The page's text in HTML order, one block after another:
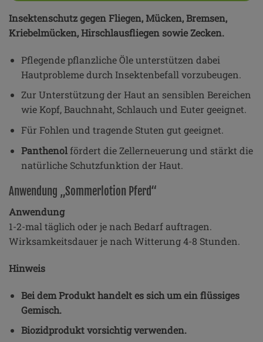
Insektenschutz gegen Fliegen, Mücken, Bremsen,
Kriebelmücken, Hirschlausfliegen sowie Zecken.
Pflegende pflanzliche Öle unterstützen dabei
Hautprobleme durch Insektenbefall vorzubeugen.
Zur Unterstützung der Haut an sensiblen Bereichen
wie Kopf, Bauchnaht, Schlauch und Euter geeignet.
Für Fohlen und tragende Stuten gut geeignet.
Panthenolfördert die Zellerneuerung und stärkt die
natürliche Schutzfunktion der Haut.
Anwendung „Sommerlotion Pferd“
Anwendung
1-2-mal täglich oder je nach Bedarf auftragen.
Wirksamkeitsdauer je nach Witterung 4-8 Stunden.
Hinweis
Bei dem Produkt handelt es sich um ein flüssiges
Gemisch.
Biozidprodukt vorsichtig verwenden.